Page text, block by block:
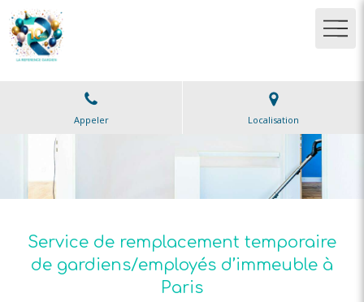
Appeler Localisation
Service de remplacement temporaire
de gardiens/employés d’immeuble à
Paris